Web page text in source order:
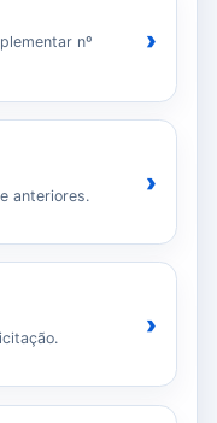
nº
›
anteriores. ›
›